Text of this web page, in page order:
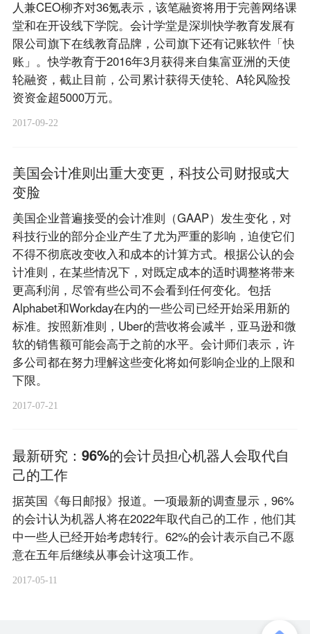
人兼CEO柳齐对36氪表示，该笔融资将用于完善网络课
堂和在开设线下学院。会计学堂是深圳快学教育发展有
限公司旗下在线教育品牌，公司旗下还有记账软件「快
账」。快学教育于2016年3月获得来自集富亚洲的天使
轮融资，截止目前，公司累计获得天使轮、A轮风险投
资资金超5000万元。
2017-09-22
美国会计准则出重大变更，科技公司财报或大
变脸
美国企业普遍接受的会计准则（GAAP）发生变化，对
科技行业的部分企业产生了尤为严重的影响，迫使它们
不得不彻底改变收入和成本的计算方式。根据公认的会
计准则，在某些情况下，对既定成本的适时调整将带来
更高利润，尽管有些公司不会看到任何变化。包括
Alphabet和Workday在内的一些公司已经开始采用新的
标准。按照新准则，Uber的营收将会减半，亚马逊和微
软的销售额可能会高于之前的水平。会计师们表示，许
多公司都在努力理解这些变化将如何影响企业的上限和
下限。
2017-07-21
最新研究：96%的会计员担心机器人会取代自
己的工作
据英国《每日邮报》报道。一项最新的调查显示，96%
的会计认为机器人将在2022年取代自己的工作，他们其
中一些人已经开始考虑转行。62%的会计表示自己不愿
意在五年后继续从事会计这项工作。
2017-05-11